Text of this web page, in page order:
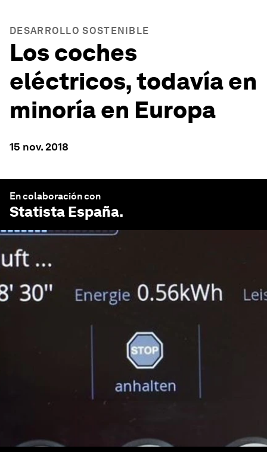
DESARROLLO SOSTENIBLE
Los coches
eléctricos, todavía en
minoría en Europa
15 nov. 2018
En colaboración con
Statista España.